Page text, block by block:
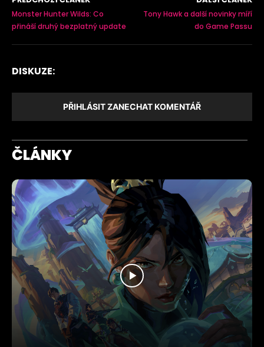
Monster Hunter Wilds: Co
přináší druhý bezplatný update
Tony Hawk a další novinky míří
do Game Passu
DISKUZE:
PŘIHLÁSIT ZANECHAT KOMENTÁŘ
ČLÁNKY